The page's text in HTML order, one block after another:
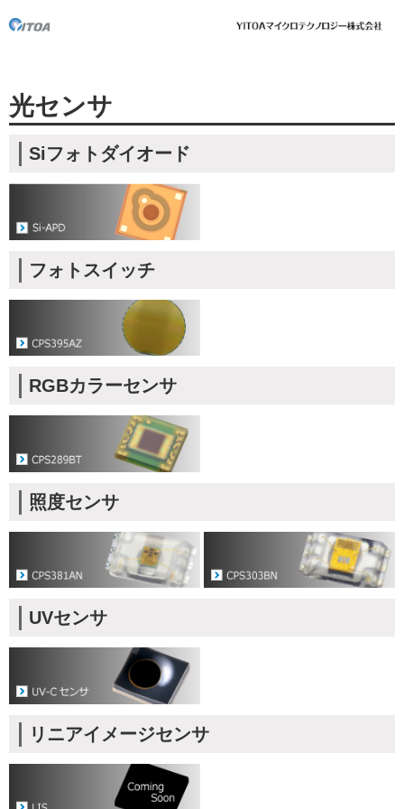
光センサ
Siフォトダイオード
フォトスイッチ
RGBカラーセンサ
照度センサ
UVセンサ
リニアイメージセンサ